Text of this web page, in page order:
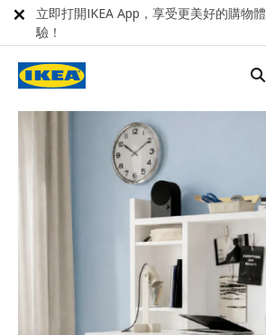
立即打開IKEA App，享受更美好的購物體
驗！